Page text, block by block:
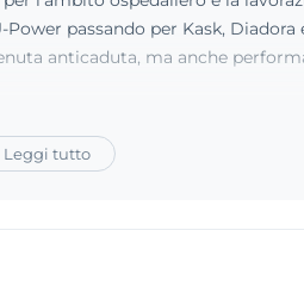
passando per Kask,
anticaduta, ma anche
Leggi tutto